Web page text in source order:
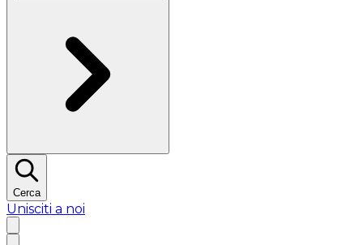
Cerca
Unisciti a noi